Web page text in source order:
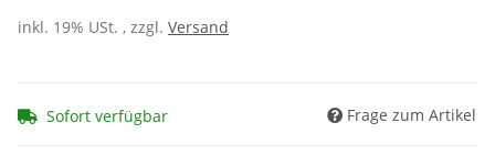
inkl. 19% USt. , zzgl. Versand
Sofort verfügbar Frage zum Artikel